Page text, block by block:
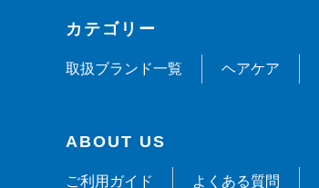
カテゴリー
取扱ブランド一覧 ヘアケア
ABOUT US
ご利用ガイド よくある質問